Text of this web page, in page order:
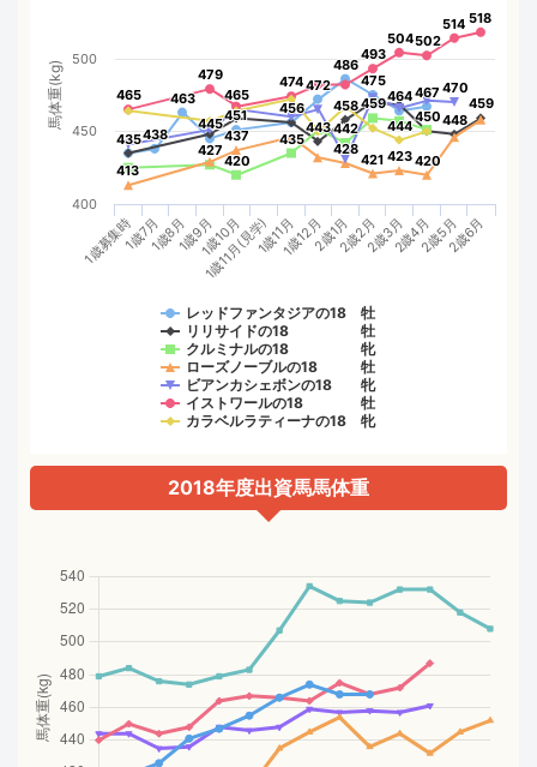
馬体重(kg)
435
435438
438
463
463
445
445451
451 456
456
472
472
486
486
475
475
464
464467
467
443
443
458
458
450
450448
448
459
459
427
427
420
420
435
435
442
442
459
459
413
413
437
437
428
428
421
421 423
423420
420
465
465 470
470
465
465
479
479 474
474
493
493
504
504502
502
514
514 518
518
444
444
レッドファンタジアの18 牡
リリサイドの18 牡
クルミナルの18 牝
ローズノーブルの18 牡
ビアンカシェボンの18 牝
イストワールの18 牡
カラベルラティーナの18 牝
1歳募集時1歳7月1歳8月1歳9月1歳10月
1歳11月(見学)1歳11月1歳12月2歳1月2歳2月2歳3月2歳4月2歳5月2歳6月
400
450
500
2018年度出資馬馬体重